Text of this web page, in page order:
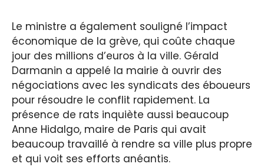
Le ministre a également souligné l’impact
économique de la grève, qui coûte chaque
jour des millions d’euros à la ville. Gérald
Darmanin a appelé la mairie à ouvrir des
négociations avec les syndicats des éboueurs
pour résoudre le conflit rapidement. La
présence de rats inquiète aussi beaucoup
Anne Hidalgo, maire de Paris qui avait
beaucoup travaillé à rendre sa ville plus propre
et qui voit ses efforts anéantis.